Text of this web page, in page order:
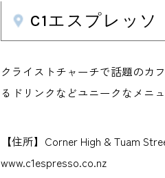
C1エスプレッソ
クライストチャーチで話題のカ
るドリンクなどユニークなメニュ
【住所】Corner High & Tuam
www.c1espresso.co.nz